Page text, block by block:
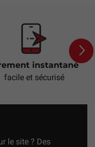
instantané
facile et sécurisé
le site ? Des